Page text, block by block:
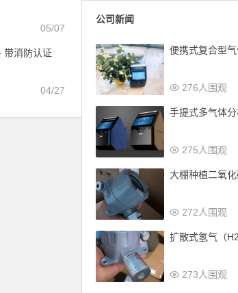
05/07
带消防认证
04/27
公司新闻
便携式复合型
276人围观
手提式多气体
275人围观
大棚种植二氧
272人围观
扩散式氢气（
273人围观